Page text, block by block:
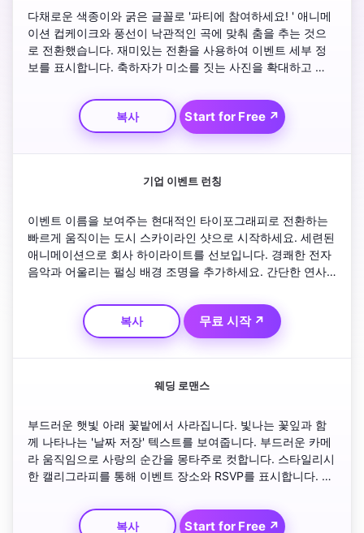
다채로운 색종이와 굵은 글꼴로 '파티에 참여하세요! ' 애니메
이션 컵케이크와 풍선이 낙관적인 곡에 맞춰 춤을 추는 것으
로 전환했습니다. 재미있는 전환을 사용하여 이벤트 세부 정
보를 표시합니다. 축하자가 미소를 짓는 사진을 확대하고
께 축하합시다! ' TikTok 스타일의 릴을 위해 페이싱을 활기차
게 유지하세요.
복사 Start for Free ↗
기업 이벤트 런칭
이벤트 이름을 보여주는 현대적인 타이포그래피로 전환하는
빠르게 움직이는 도시 스카이라인 샷으로 시작하세요. 세련된
애니메이션으로 회사 하이라이트를 선보입니다. 경쾌한 전자
음악과 어울리는 펄싱 배경 조명을 추가하세요. 간단한 연사
니다. LinkedIn에서 사용할 수 있는 비디오 초대장에 깔끔한
전문적인 비주얼을 사용하세요.
복사 무료 시작 ↗
웨딩 로맨스
부드러운 햇빛 아래 꽃밭에서 사라집니다. 빛나는 꽃잎과 함
께 나타나는 '날짜 저장' 텍스트를 보여줍니다. 부드러운 카메
라 움직임으로 사랑의 순간을 몽타주로 컷합니다. 스타일리시
한 캘리그라피를 통해 이벤트 장소와 RSVP를 표시합니다. 골
대장 비디오의 전환을 느리고 우아하게 유지하세요.
복사
Start for Free ↗